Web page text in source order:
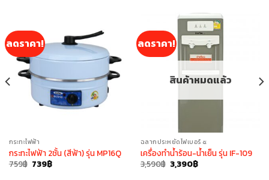
ลดราคา!
กระทะไฟฟ้า
กระทะไฟฟ้า 2ชั้น (สีฟ้า) รุ่น MP16Q
759฿ Original
price
739฿Current
ลดราคา!
สินค้าหมดแล้ว
ฉลากประหยัดไฟเบอร์ ๕
เครื่องทำน้ำร้อน-น้ำเย็น รุ่น IF-109
3,590฿ Original
price
3,390฿Current